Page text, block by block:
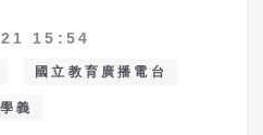
21 15:54
國立教育廣播電台
義